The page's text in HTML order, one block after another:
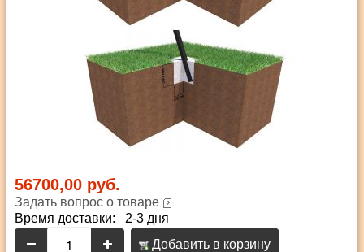
56700,00 руб.
Задать вопрос о товаре
Время доставки: 2-3 дня
Добавить в корзину